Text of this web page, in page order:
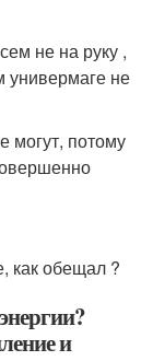
не на руку ,
универмаге не
могут, потому
как обещал ?
и